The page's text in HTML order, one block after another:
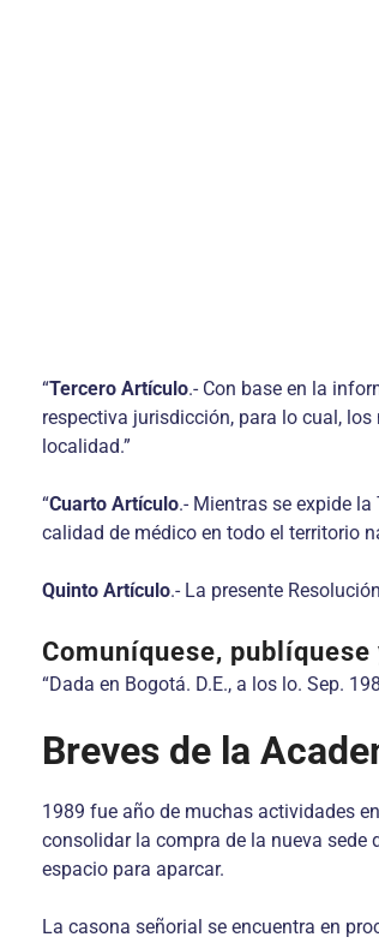
“Tercero Artículo.- Con base en la
respectiva jurisdicción, para lo cual,
localidad.”
“Cuarto Artículo.- Mientras se expide
calidad de médico en todo el territorio
Quinto Artículo.- La presente
Comuníquese,
“Dada en Bogotá. D.E., a los lo. Sep.
Breves de la
1989 fue año de muchas actividades
consolidar la compra de la nueva sede
espacio para aparcar.
La casona señorial se encuentra en